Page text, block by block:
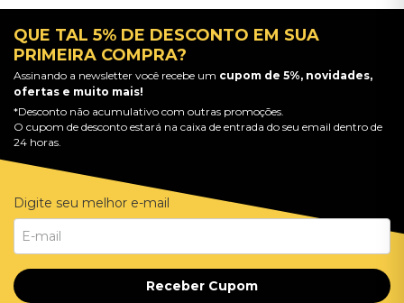
QUE TAL 5% DE DESCONTO EM SUA
PRIMEIRA COMPRA?
Assinando a newsletter você recebe um cupom de 5%, novidades,
ofertas e muito mais!
*Desconto não acumulativo com outras promoções.
O cupom de desconto estará na caixa de entrada do seu email dentro de
24 horas.
Digite seu melhor e-mail
Receber Cupom